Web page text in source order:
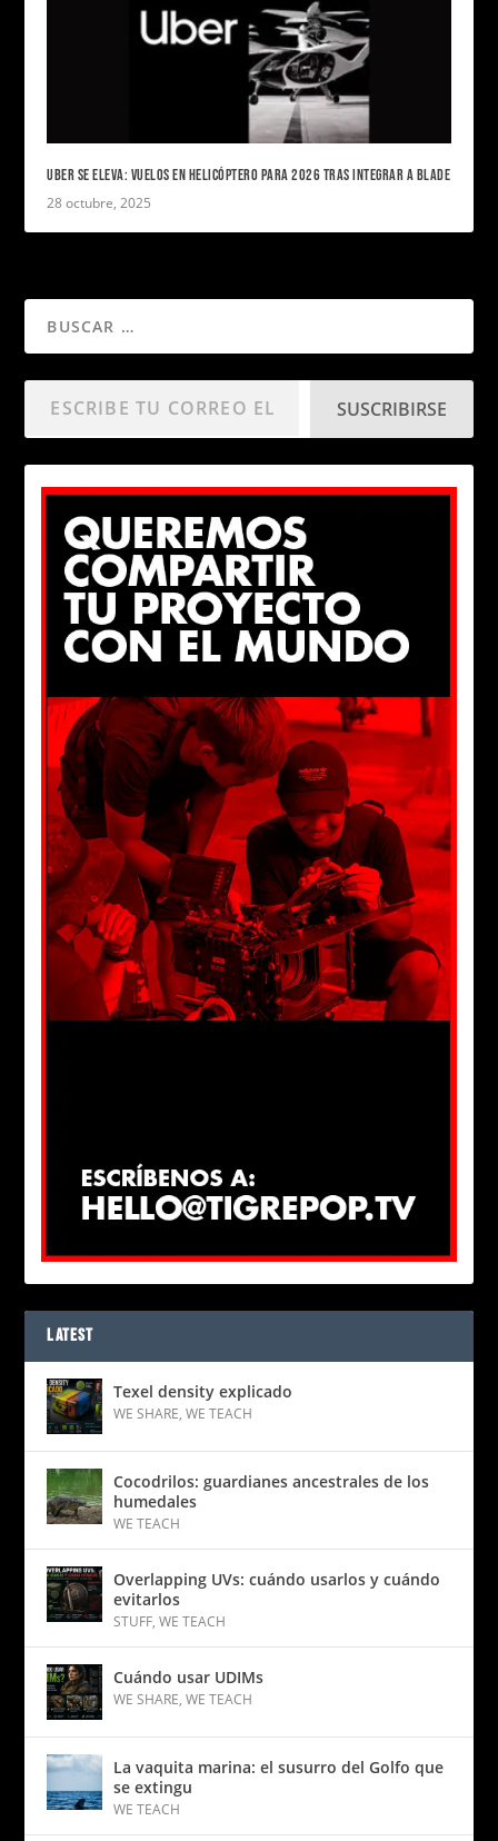
UBER SE ELEVA: VUELOS EN HELICÓPTERO PARA 2026 TRAS INTEGRAR A BLADE
28 octubre, 2025
SUSCRIBIRSE
LATEST
Texel density explicado
WE SHARE,WE TEACH
Cocodrilos: guardianes ancestrales de los
humedales
WE TEACH
Overlapping UVs: cuándo usarlos y cuándo
evitarlos
STUFF,WE TEACH
Cuándo usar UDIMs
WE SHARE,WE TEACH
La vaquita marina: el susurro del Golfo que
se extingu
WE TEACH